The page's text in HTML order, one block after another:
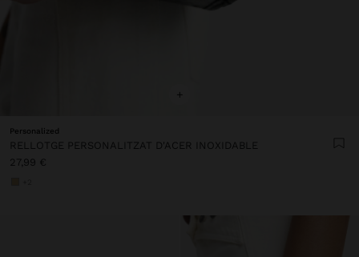
+
Personalized
RELLOTGE PERSONALITZAT D'ACER INOXIDABLE
27,99 €